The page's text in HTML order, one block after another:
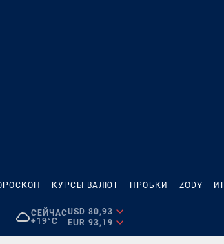
КУРСЫ ВАЛЮТ ПРОБКИ ZODY
СЕЙЧАС
+19°C
USD 80,93
EUR 93,19